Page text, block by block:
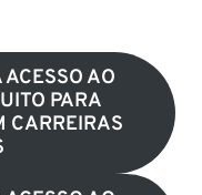
AO
PARA
CARREIRAS